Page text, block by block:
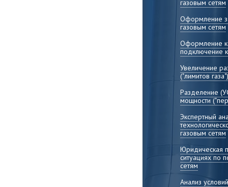
газовым сетям
Оформление
газовым сетям
Оформление
подключение
Увеличение
("лимитов газа")
Разделение
мощности
Экспертный
газовым сетям
Юридическая
ситуациях по
сетям
Анализ